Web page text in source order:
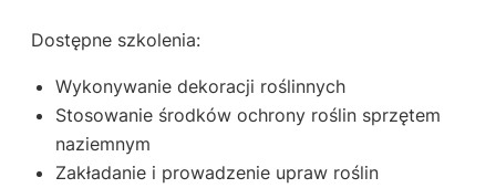
Dostępne szkolenia:
Wykonywanie dekoracji roślinnych
Stosowanie środków ochrony roślin sprzętem
naziemnym
Zakładanie i prowadzenie upraw roślin